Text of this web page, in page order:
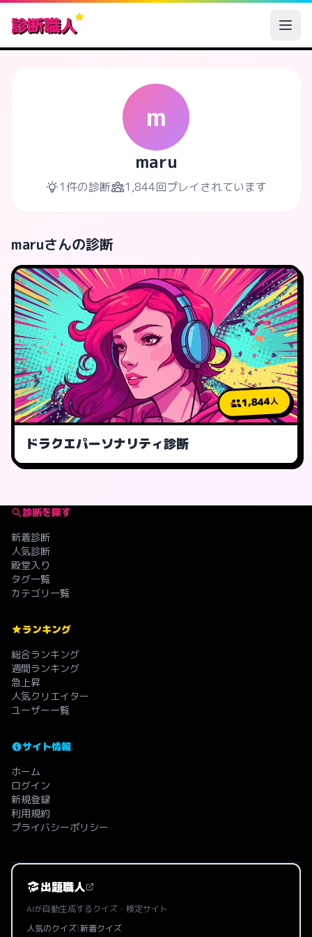
診断職人
m
maru
1件の診断 1,844回プレイされています
maruさんの診断
1,844人
ドラクエパーソナリティ診断
診断を探す
新着診断
人気診断
殿堂入り
タグ一覧
カテゴリ一覧
ランキング
総合ランキング
週間ランキング
急上昇
人気クリエイター
ユーザー一覧
サイト情報
ホーム
ログイン
新規登録
利用規約
プライバシーポリシー
出題職人
AIが自動生成するクイズ・検定サイト
人気のクイズ|新着クイズ